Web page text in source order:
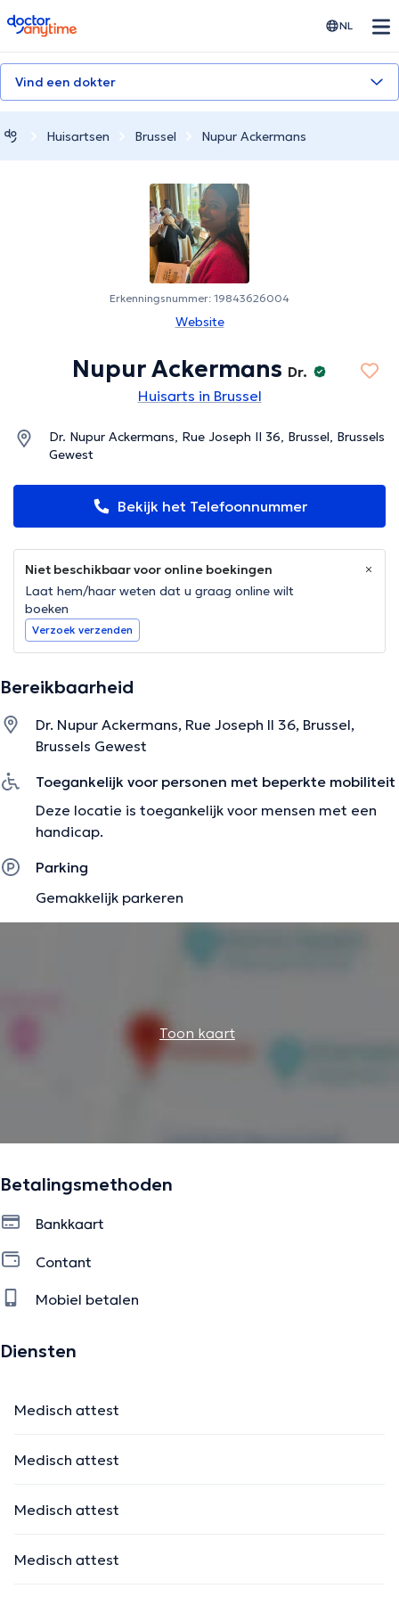
doctoranytime NL
Vind een dokter
Huisartsen Brussel Nupur Ackermans
Erkenningsnummer: 19843626004
Website
Nupur Ackermans Dr.
Huisarts in Brussel
Dr. Nupur Ackermans, Rue Joseph II 36, Brussel, Brussels
Gewest
Bekijk het Telefoonnummer
Niet beschikbaar voor online boekingen
Laat hem/haar weten dat u graag online wilt
boeken
Verzoek verzenden
Bereikbaarheid
Dr. Nupur Ackermans, Rue Joseph II 36, Brussel,
Brussels Gewest
Toegankelijk voor personen met beperkte mobiliteit
Deze locatie is toegankelijk voor mensen met een
handicap.
Parking
Gemakkelijk parkeren
Toon kaart
Betalingsmethoden
Bankkaart
Contant
Mobiel betalen
Diensten
Medisch attest
Medisch attest
Medisch attest
Medisch attest